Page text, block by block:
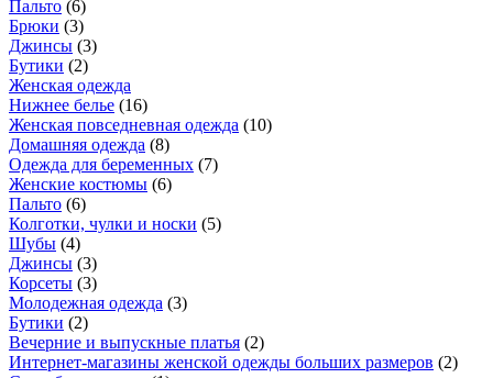
Пальто (6)
Брюки (3)
Джинсы (3)
Бутики (2)
Женская одежда
Нижнее белье (16)
Женская повседневная одежда (10)
Домашняя одежда (8)
Одежда для беременных (7)
Женские костюмы (6)
Пальто (6)
Колготки, чулки и носки (5)
Шубы (4)
Джинсы (3)
Корсеты (3)
Молодежная одежда (3)
Бутики (2)
Вечерние и выпускные платья (2)
Интернет-магазины женской одежды больших размеров (2)